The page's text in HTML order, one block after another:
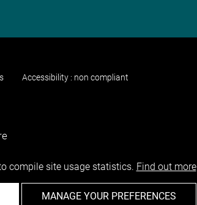
Accessibility : non compliant
compile site usage statistics. Find out more
MANAGE YOUR PREFERENCES